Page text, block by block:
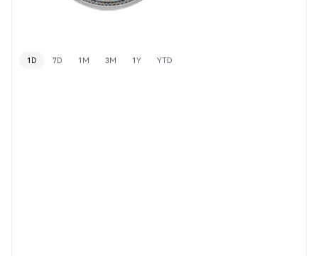
1D 7D 1M 3M 1Y YTD